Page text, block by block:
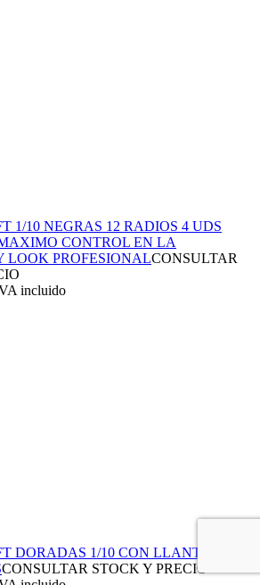
1/10 NEGRAS 12 RADIOS 4 UDS
CONTROL EN LA
LOOK PROFESIONALCONSULTAR
incluido
DORADAS 1/10 CON LLANTA
CONSULTAR STOCK Y PRECIO